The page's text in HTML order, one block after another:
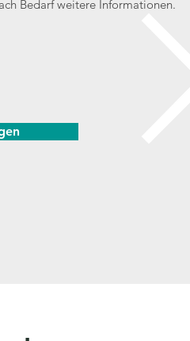
Bedarf weitere Informationen.